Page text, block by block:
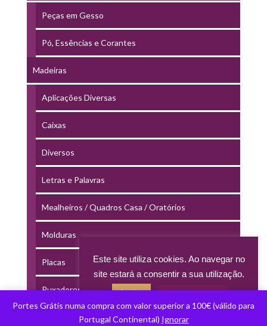
Peças em Gesso
Pó, Essências e Corantes
Madeiras
Aplicações Diversas
Caixas
Diversos
Letras e Palavras
Mealheiros / Quadros Casa / Oratórios
Molduras
Placas
Puxadores
Tabuleiros
Este site utiliza cookies. Ao navegar no
site estará a consentir a sua utilização.
Aceitar
Portes Grátis numa compra com valor superior a 100€ (válido para
Portugal Continental) Ignorar